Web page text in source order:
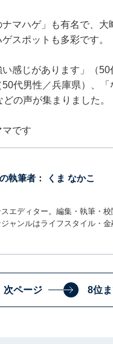
マハゲ」も有名で、
スポットも多彩です。
感じがあります」（
代男性／兵庫県）、
の声が集まりました。
です
執筆者： くま なかこ
エディター。編集・執筆・
ャンルはライフスタイル・金
次ページ 8位